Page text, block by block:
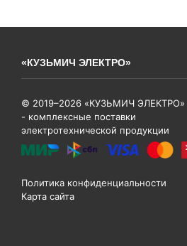
«КУЗЬМИЧ ЭЛЕКТРО»
© 2019–2026 «КУЗЬМИЧ ЭЛЕКТРО»
- комплексные поставки
электротехнической продукции
Политика конфиденциальности
Карта сайта